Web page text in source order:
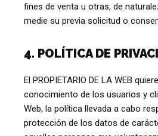
fines de venta u otras, de
medie su previa solicitud o
4. POLÍTICA DE
El PROPIETARIO DE LA WEB
conocimiento de los usuarios y
Web, la política llevada a cabo
protección de los datos de